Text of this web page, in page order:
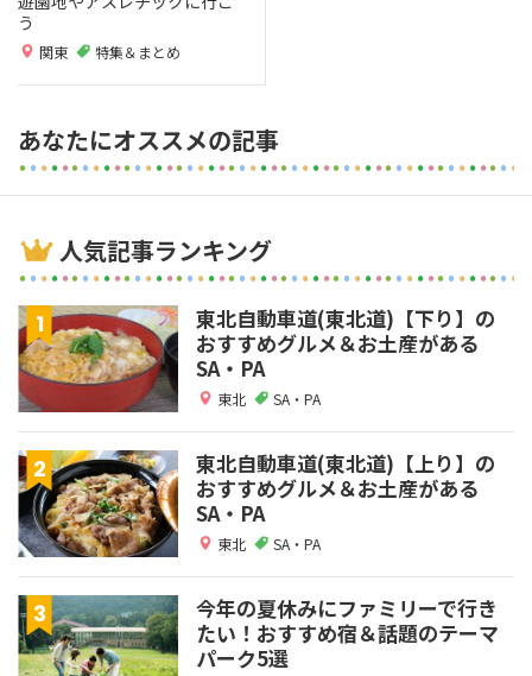
う
関東 特集＆まとめ
あなたにオススメの記事
人気記事ランキング
東北自動車道(東北道)【下り】の
おすすめグルメ＆お土産がある
SA・PA
東北 SA・PA
東北自動車道(東北道)【上り】の
おすすめグルメ＆お土産がある
SA・PA
東北 SA・PA
今年の夏休みにファミリーで行き
たい！おすすめ宿＆話題のテーマ
パーク5選